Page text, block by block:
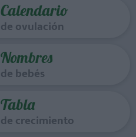
Calendario
de ovulación
Nombres
de bebés
Tabla
de crecimiento